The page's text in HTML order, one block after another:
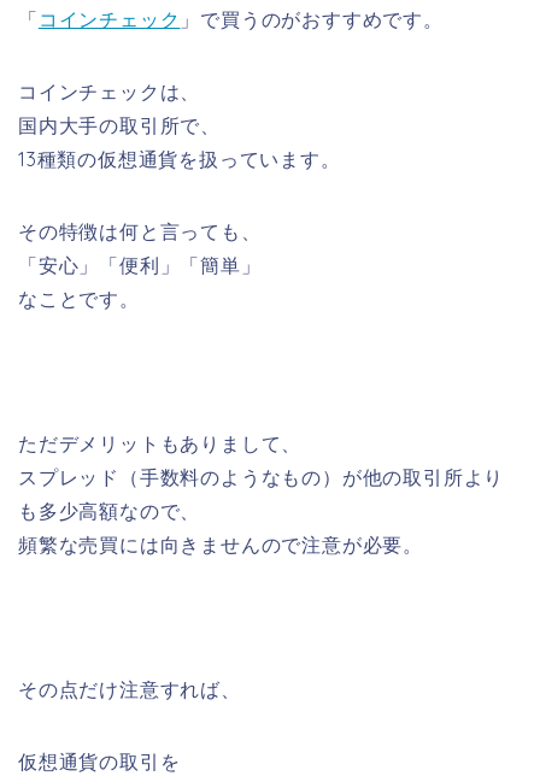
「 コインチェック 」で買うのがおすすめです。
コインチェックは、
国内大手の取引所で、
13種類の仮想通貨を扱っています。
その特徴は何と言っても、
「安心」「便利」「簡単」
なことです。
ただデメリットもありまして、
スプレッド（手数料のようなもの）が他の取引所より
も多少高額なので、
頻繁な売買には向きませんので注意が必要。
その点だけ注意すれば、
仮想通貨の取引を